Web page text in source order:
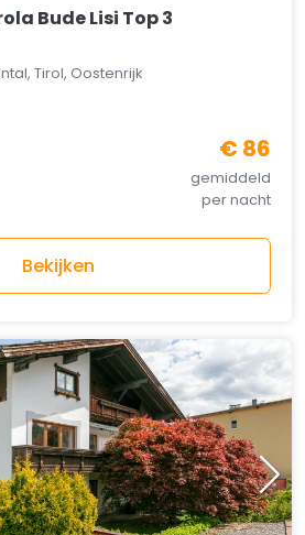
Bude Lisi Top 3
Tirol, Oostenrijk
€ 86
gemiddeld
per nacht
Bekijken